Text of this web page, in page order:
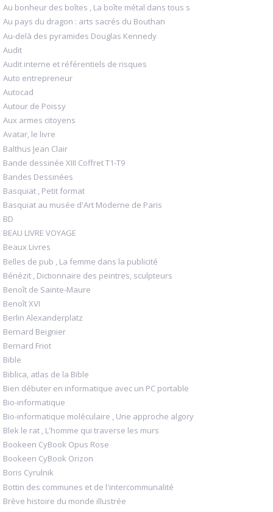
Au bonheur des boîtes , La boîte métal dans tous s
Au pays du dragon : arts sacrés du Bouthan
Au-delà des pyramides Douglas Kennedy
Audit
Audit interne et référentiels de risques
Auto entrepreneur
Autocad
Autour de Poissy
Aux armes citoyens
Avatar, le livre
Balthus Jean Clair
Bande dessinée XIII Coffret T1-T9
Bandes Dessinées
Basquiat , Petit format
Basquiat au musée d'Art Moderne de Paris
BD
BEAU LIVRE VOYAGE
Beaux Livres
Belles de pub , La femme dans la publicité
Bénézit , Dictionnaire des peintres, sculpteurs
Benoît de Sainte-Maure
Benoît XVI
Berlin Alexanderplatz
Bernard Beignier
Bernard Friot
Bible
Biblica, atlas de la Bible
Bien débuter en informatique avec un PC portable
Bio-informatique
Bio-informatique moléculaire , Une approche algory
Blek le rat , L'homme qui traverse les murs
Bookeen CyBook Opus Rose
Bookeen CyBook Orizon
Boris Cyrulnik
Bottin des communes et de l'intercommunalité
Brève histoire du monde illustrée